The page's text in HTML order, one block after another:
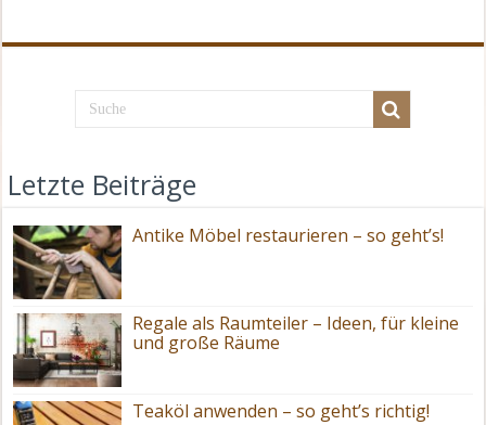
Letzte Beiträge
Antike Möbel restaurieren – so geht’s!
Regale als Raumteiler – Ideen, für kleine
und große Räume
Teaköl anwenden – so geht’s richtig!